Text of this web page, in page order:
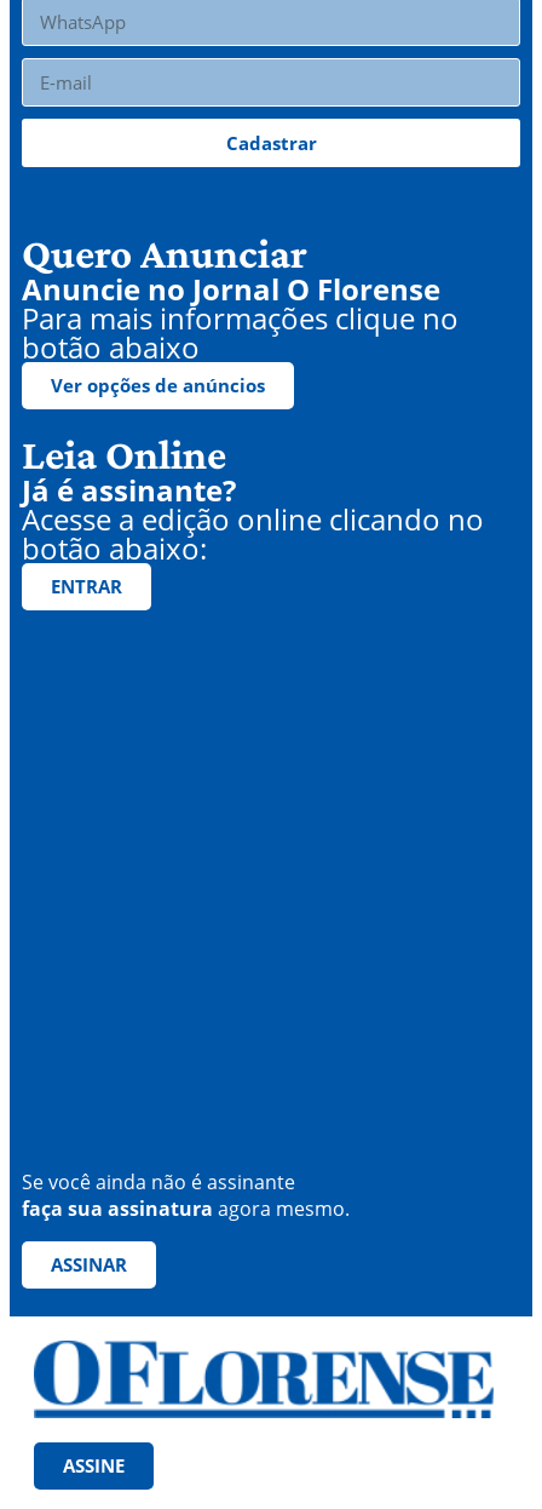
Cadastrar
Quero Anunciar
Anuncie no Jornal O Florense
Para mais informações clique no
botão abaixo
Ver opções de anúncios
Leia Online
Já é assinante?
Acesse a edição online clicando no
botão abaixo:
ENTRAR
Se você ainda não é assinante
faça sua assinatura agora mesmo.
ASSINAR
ASSINE